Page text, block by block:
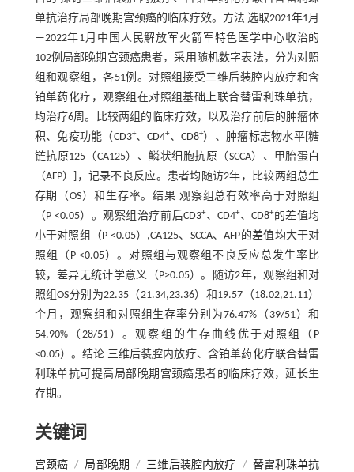
单抗治疗局部晚期宫颈癌的临床疗效。方法 选取2021年1月
—2022年1月中国人民解放军火箭军特色医学中心收治的
102例局部晚期宫颈癌患者，采用随机数字表法，分为对照
组和观察组，各51例。对照组接受三维后装腔内放疗和含
铂单药化疗，观察组在对照组基础上联合替雷利珠单抗，
均治疗6周。比较两组的临床疗效，以及治疗前后的肿瘤体
积、免疫功能（CD3+、CD4+、CD8+）、肿瘤标志物水平[糖
链抗原125（CA125）、鳞状细胞抗原（SCCA）、甲胎蛋白
（AFP）]，记录不良反应。患者均随访2年，比较两组总生
存期（OS）和生存率。结果 观察组总有效率高于对照组
（P <0.05）。观察组治疗前后CD3+、CD4+、CD8+的差值均
小于对照组（P <0.05）,CA125、SCCA、AFP的差值均大于对
照组（P <0.05）。对照组与观察组不良反应总发生率比
较，差异无统计学意义（P>0.05）。随访2年，观察组和对
照组OS分别为22.35（21.34,23.36）和19.57（18.02,21.11）
个月，观察组和对照组生存率分别为76.47%（39/51）和
54.90%（28/51）。观察组的生存曲线优于对照组（P
<0.05）。结论 三维后装腔内放疗、含铂单药化疗联合替雷
利珠单抗可提高局部晚期宫颈癌患者的临床疗效，延长生
存期。
关键词
宫颈癌 / 局部晚期 / 三维后装腔内放疗 / 替雷利珠单抗